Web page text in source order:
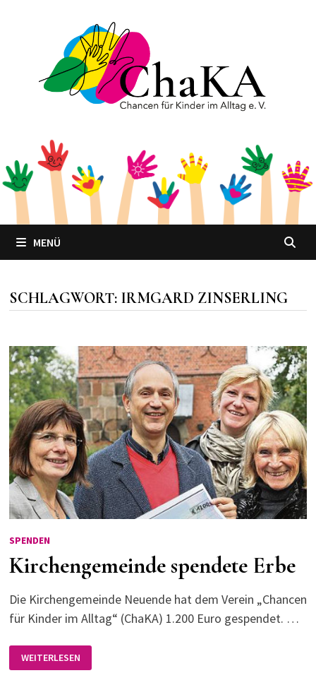
MENÜ
SCHLAGWORT: IRMGARD ZINSERLING
SPENDEN
Kirchengemeinde spendete Erbe
Die Kirchengemeinde Neuende hat dem Verein „Chancen
für Kinder im Alltag“ (ChaKA) 1.200 Euro gespendet. …
KIRCHENGEMEINDE
SPENDETE
WEITERLESEN